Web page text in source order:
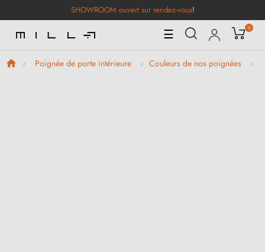
SHOWROOM ouvert sur rendez-vous!
Basculer
la
navigation
☰ 0
Poignée de porte intérieure Couleurs de nos poignées